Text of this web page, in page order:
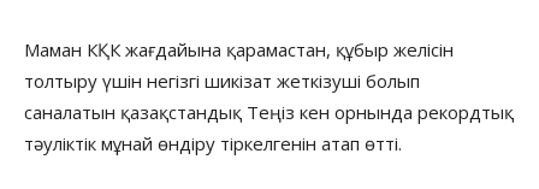
Маман КҚК жағдайына қарамастан, құбыр желісін
толтыру үшін негізгі шикізат жеткізуші болып
саналатын қазақстандық Теңіз кен орнында рекордтық
тәуліктік мұнай өндіру тіркелгенін атап өтті.